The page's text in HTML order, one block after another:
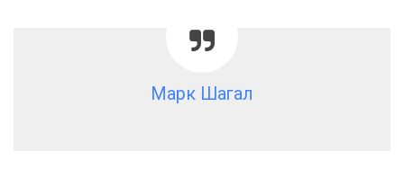
Марк Шагал